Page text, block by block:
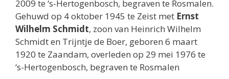
2009 te ‘s-Hertogenbosch, begraven te Rosmalen.
Gehuwd op 4 oktober 1945 te Zeist met Ernst
Wilhelm Schmidt, zoon van Heinrich Wilhelm
Schmidt en Trijntje de Boer, geboren 6 maart
1920 te Zaandam, overleden op 29 mei 1976 te
‘s-Hertogenbosch, begraven te Rosmalen